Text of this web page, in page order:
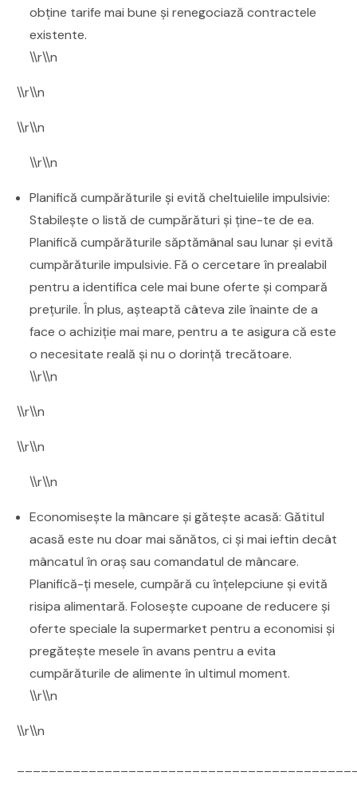
obține tarife mai bune și renegociază contractele
existente.
\\r\\n
\\r\\n
\\r\\n
\\r\\n
Planifică cumpărăturile și evită cheltuielile impulsivie:
Stabilește o listă de cumpărături și ține-te de ea.
Planifică cumpărăturile săptămânal sau lunar și evită
cumpărăturile impulsivie. Fă o cercetare în prealabil
pentru a identifica cele mai bune oferte și compară
prețurile. În plus, așteaptă câteva zile înainte de a
face o achiziție mai mare, pentru a te asigura că este
o necesitate reală și nu o dorință trecătoare.
\\r\\n
\\r\\n
\\r\\n
\\r\\n
Economisește la mâncare și gătește acasă: Gătitul
acasă este nu doar mai sănătos, ci și mai ieftin decât
mâncatul în oraș sau comandatul de mâncare.
Planifică-ți mesele, cumpără cu înțelepciune și evită
risipa alimentară. Folosește cupoane de reducere și
oferte speciale la supermarket pentru a economisi și
pregătește mesele în avans pentru a evita
cumpărăturile de alimente în ultimul moment.
\\r\\n
\\r\\n